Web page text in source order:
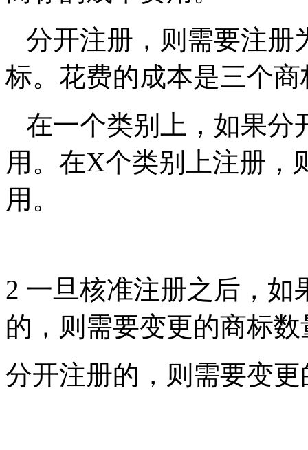
分开注册，则需要注册
标。花费的成本是三个
在一个类别上，如果分
用。在X个类别上注册，
用。
2 一旦核准注册之后，如
的，则需要变更的商标数
分开注册的，则需要变